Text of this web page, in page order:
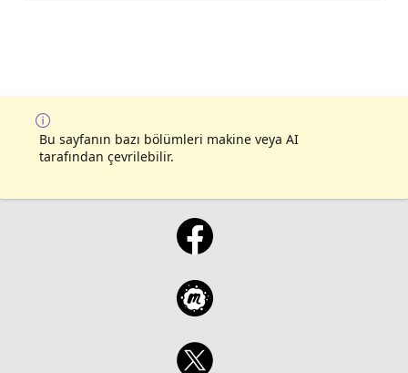
Bu sayfanın bazı bölümleri makine veya AI
tarafından çevrilebilir.